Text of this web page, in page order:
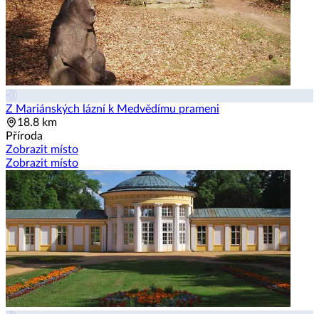
Z Mariánských lázní k Medvědímu prameni
18.8 km
Příroda
Zobrazit místo
Zobrazit místo